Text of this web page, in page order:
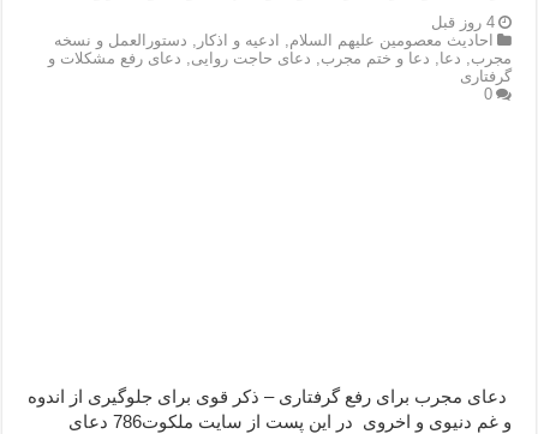
4 روز قبل
احاديث معصومين عليهم السلام
ادعيه و اذكار
دستورالعمل و نسخه
مجرب
دعا دعا و ختم مجرب دعای حاجت روایی
دعای رفع مشکلات و
گرفتاری
0
دعای مجرب برای رفع گرفتاری – ذکر قوی برای جلوگیری از اندوه
و غم دنیوی و اخروی در این پست از سایت ملکوت786 دعای